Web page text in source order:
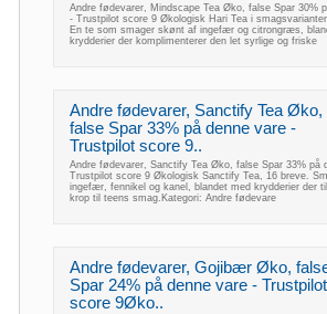
Andre fødevarer, Mindscape Tea Øko, false Spar 30%
- Trustpilot score 9 Økologisk Hari Tea i
En te som smager skønt af ingefær og citrongræs,
krydderier der komplimenterer den let syrlige og friske
Andre fødevarer, Sanctify Tea Øko,
false Spar 33% på denne vare -
Trustpilot score 9..
Andre fødevarer, Sanctify Tea Øko, false Spar 33% på
Trustpilot score 9 Økologisk Sanctify Tea, 16 breve.
ingefær, fennikel og kanel, blandet med krydderier der
krop til teens smag.Kategori: Andre fødevare
Andre fødevarer, Gojibær Øko,
Spar 24% på denne vare - Trustpilot
score 9Øko..